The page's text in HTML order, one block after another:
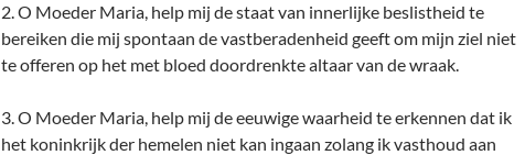
2. O Moeder Maria, help mij de staat van innerlijke beslistheid te
bereiken die mij spontaan de vastberadenheid geeft om mijn ziel niet
te offeren op het met bloed doordrenkte altaar van de wraak.
3. O Moeder Maria, help mij de eeuwige waarheid te erkennen dat ik
het koninkrijk der hemelen niet kan ingaan zolang ik vasthoud aan